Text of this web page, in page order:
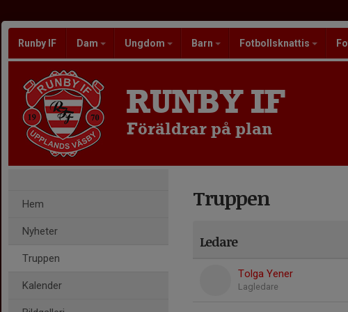
Runby IF Dam Ungdom Barn Fotbollsknattis
RUNBY IF
Föräldrar på plan
Hem
Nyheter
Truppen
Kalender
Truppen
Ledare
Tolga Yener
Lagledare